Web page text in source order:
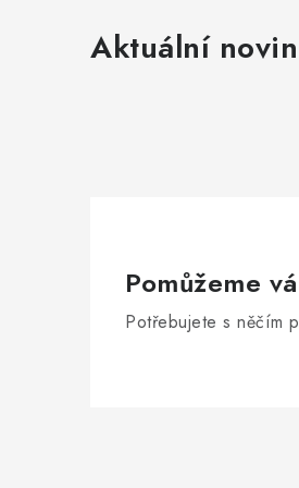
Aktuální
Pomůžeme
Potřebujete s něčím